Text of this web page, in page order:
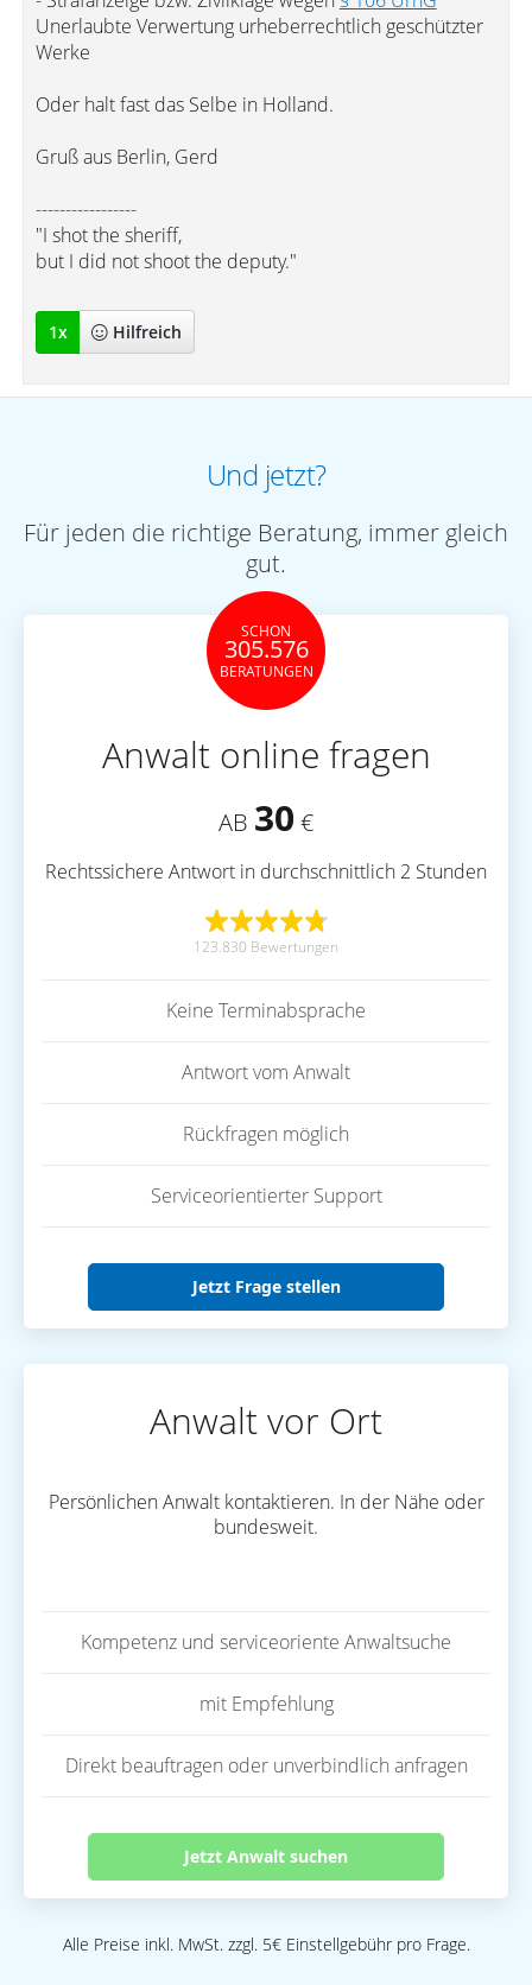
Unerlaubte Verwertung urheberrechtlich geschützter
Werke
Oder halt fast das Selbe in Holland.
Gruß aus Berlin, Gerd
-----------------
"I shot the sheriff,
but I did not shoot the deputy."
1x Hilfreich
Und jetzt?
Für jeden die richtige Beratung, immer gleich
gut.
SCHON
305.576
BERATUNGEN
Anwalt online fragen
AB 30 €
Rechtssichere Antwort in durchschnittlich 2 Stunden
123.830 Bewertungen
Keine Terminabsprache
Antwort vom Anwalt
Rückfragen möglich
Serviceorientierter Support
Jetzt Frage stellen
Anwalt vor Ort
Persönlichen Anwalt kontaktieren. In der Nähe oder
bundesweit.
Kompetenz und serviceoriente Anwaltsuche
mit Empfehlung
Direkt beauftragen oder unverbindlich anfragen
Jetzt Anwalt suchen
Alle Preise inkl. MwSt. zzgl. 5€ Einstellgebühr pro Frage.